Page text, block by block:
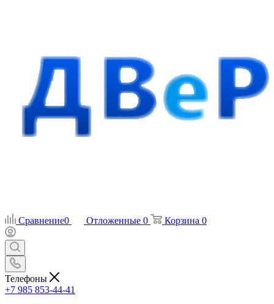
Сравнение0 Отложенные 0 Корзина 0
Телефоны
+7 985 853-44-41